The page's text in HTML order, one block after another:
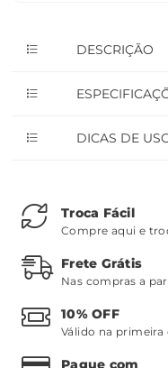
DESCRIÇÃO
DICAS DE
Troca Fácil
Compre aqui e
Frete Grátis
Nas compras a
10% OFF
Válido na
Pague com